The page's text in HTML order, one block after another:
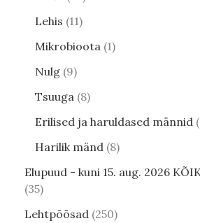
Lehis 11
Mikrobioota 1
Nulg 9
Tsuuga 8
Erilised ja haruldased männid
Harilik mänd 8
Elupuud - kuni 15. aug. 2026
35
Lehtpõõsad 250